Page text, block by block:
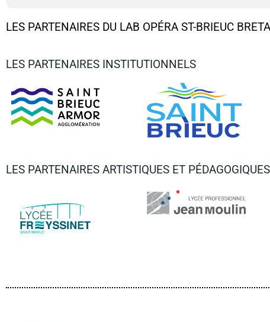
LES PARTENAIRES DU LAB OPÉRA ST-BRIEUC
LES PARTENAIRES INSTITUTIONNELS
LES PARTENAIRES ARTISTIQUES ET PÉDAGOGIQUES